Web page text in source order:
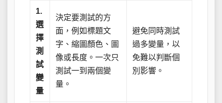
1.
選
擇
測
試
變
量
決定要測試的方
面，例如標題文
字、縮圖顏色、圖
像或長度。一次只
測試一到兩個變
量。
避免同時測試
過多變量，以
免難以判斷個
別影響。